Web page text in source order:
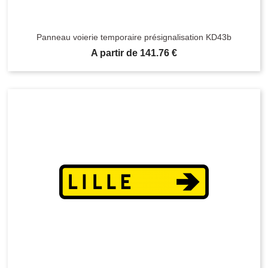
Panneau voierie temporaire présignalisation KD43b
Prix
A partir de 141.76 €